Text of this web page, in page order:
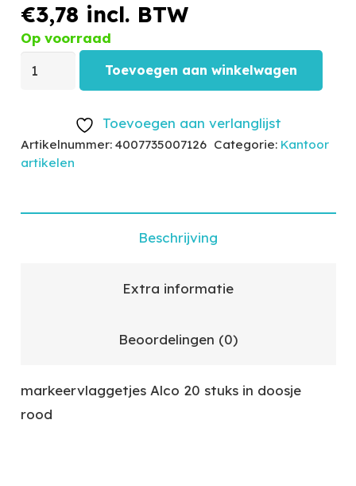
€3,78 incl. BTW
Op voorraad
Toevoegen aan winkelwagen
Toevoegen aan verlanglijst
Artikelnummer: 4007735007126 Categorie: Kantoor
artikelen
Beschrijving
Extra informatie
Beoordelingen (0)
markeervlaggetjes Alco 20 stuks in doosje
rood